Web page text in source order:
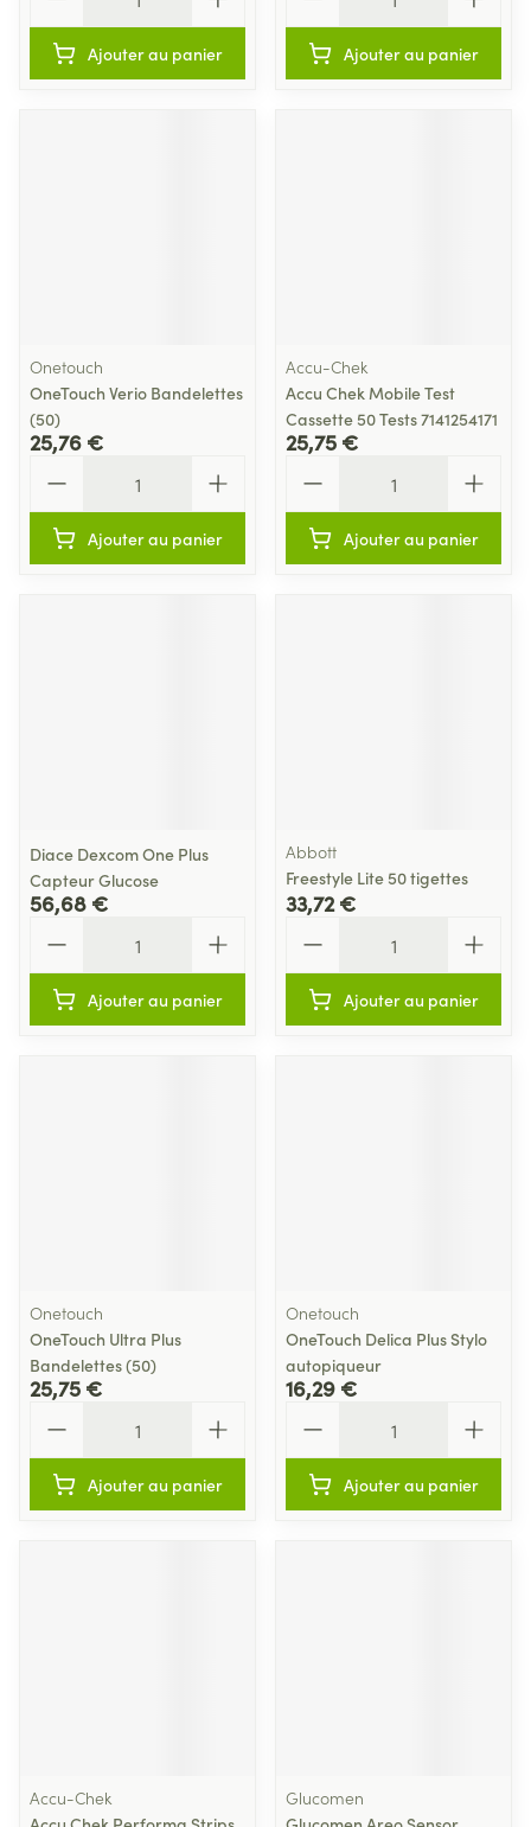
Ajouter au panier Ajouter au panier
Onetouch
OneTouch Verio Bandelettes
(50)
25,76 €
Ajouter au panier
Accu-Chek
Accu Chek Mobile Test
Cassette 50 Tests 7141254171
25,75 €
Ajouter au panier
Diace Dexcom One Plus
Capteur Glucose
56,68 €
Ajouter au panier
Abbott
Freestyle Lite 50 tigettes
33,72 €
Ajouter au panier
Onetouch
OneTouch Ultra Plus
Bandelettes (50)
25,75 €
Ajouter au panier
Onetouch
OneTouch Delica Plus Stylo
autopiqueur
16,29 €
Ajouter au panier
Accu-Chek
Glucomen